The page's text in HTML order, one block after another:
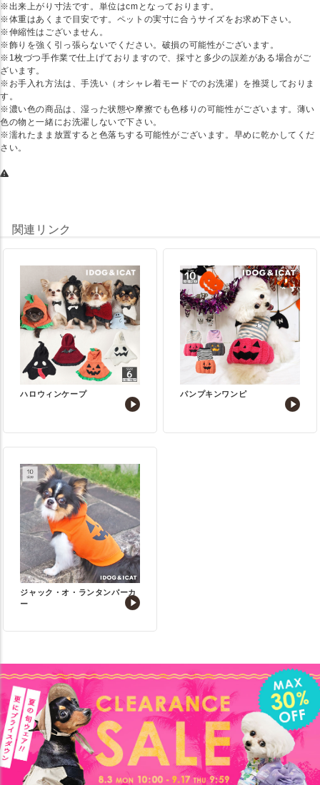
※出来上がり寸法です。単位はcmとなっております。
※体重はあくまで目安です。ペットの実寸に合うサイズをお求め下さい。
※伸縮性はございません。
※飾りを強く引っ張らないでください。破損の可能性がございます。
※1枚づつ手作業で仕上げておりますので、採寸と多少の誤差がある場合がご
ざいます。
※お手入れ方法は、手洗い（オシャレ着モードでのお洗濯）を推奨しておりま
す。
※濃い色の商品は、湿った状態や摩擦でも色移りの可能性がございます。薄い
色の物と一緒にお洗濯しないで下さい。
※濡れたまま放置すると色落ちする可能性がございます。早めに乾かしてくだ
さい。
関連リンク
ハロウィンケープ パンプキンワンピ
ジャック・オ・ランタンパーカ
ー